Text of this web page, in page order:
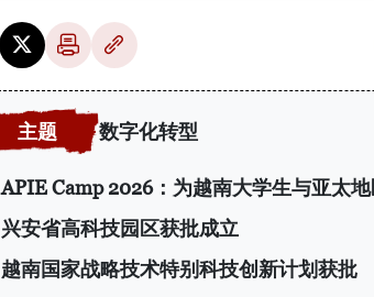
数字化转型
APIE Camp 2026：为越南大学生与亚太
兴安省高科技园区获批成立
越南国家战略技术特别科技创新计划获批